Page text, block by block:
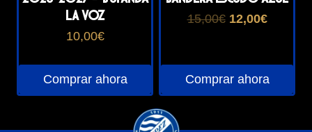
página
La Voz
10,00€
Comprar ahora
15,00€ El
era:
15,00€.
12,00€El
es:
12,00€.
Comprar ahora